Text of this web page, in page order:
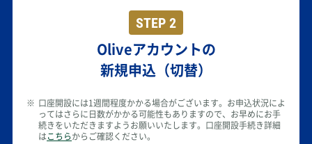
STEP 2
Oliveアカウントの
新規申込（切替）
※ 口座開設には1週間程度かかる場合がございます。お申込状況によ
ってはさらに日数がかかる可能性もありますので、お早めにお手
続きをいただきますようお願いいたします。口座開設手続き詳細
はこちらからご確認ください。